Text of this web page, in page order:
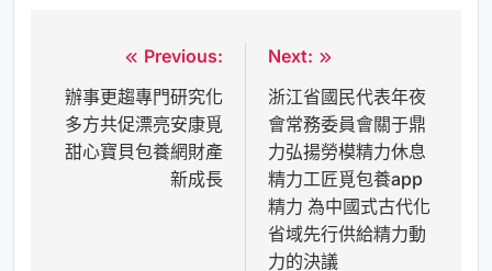
章
導
Previous:
辦事更趨專門研究化
多方共促漂亮安康覓
甜心寶貝包養網財產
新成長
Next:
浙江省國民代表年夜
會常務委員會關于鼎
力弘揚勞模精力休息
精力工匠覓包養app
精力 為中國式古代化
省域先行供給精力動
力的決議